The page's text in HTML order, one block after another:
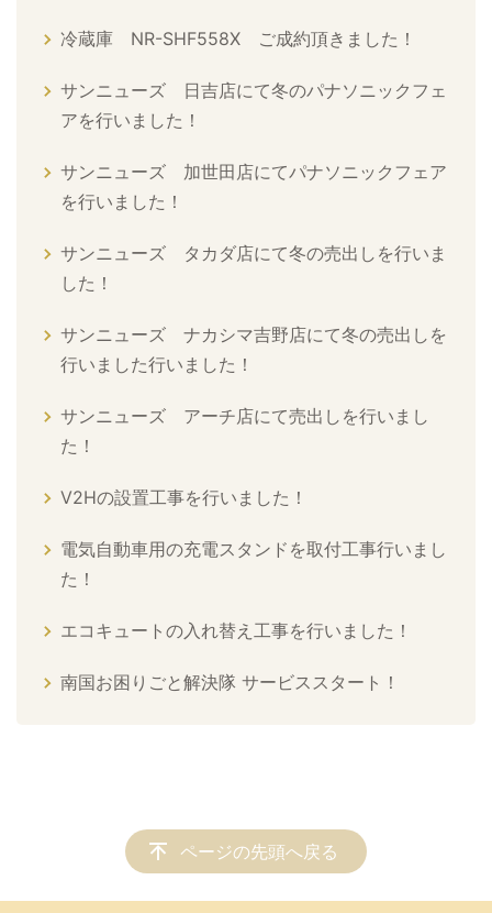
冷蔵庫 NR-SHF558X ご成約頂きました！
サンニューズ 日吉店にて冬のパナソニックフェ
アを行いました！
サンニューズ 加世田店にてパナソニックフェア
を行いました！
サンニューズ タカダ店にて冬の売出しを行いま
した！
サンニューズ ナカシマ吉野店にて冬の売出しを
行いました行いました！
サンニューズ アーチ店にて売出しを行いまし
た！
V2Hの設置工事を行いました！
電気自動車用の充電スタンドを取付工事行いまし
た！
エコキュートの入れ替え工事を行いました！
南国お困りごと解決隊 サービススタート！
ページの先頭へ戻る